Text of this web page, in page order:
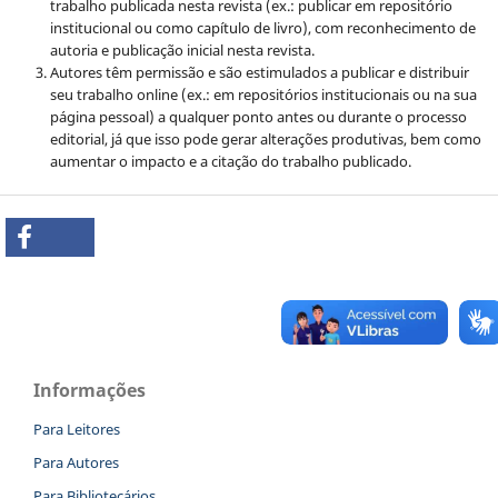
trabalho publicada nesta revista (ex.: publicar em repositório
institucional ou como capítulo de livro), com reconhecimento de
autoria e publicação inicial nesta revista.
Autores têm permissão e são estimulados a publicar e distribuir
seu trabalho online (ex.: em repositórios institucionais ou na sua
página pessoal) a qualquer ponto antes ou durante o processo
editorial, já que isso pode gerar alterações produtivas, bem como
aumentar o impacto e a citação do trabalho publicado.
Informações
Para Leitores
Para Autores